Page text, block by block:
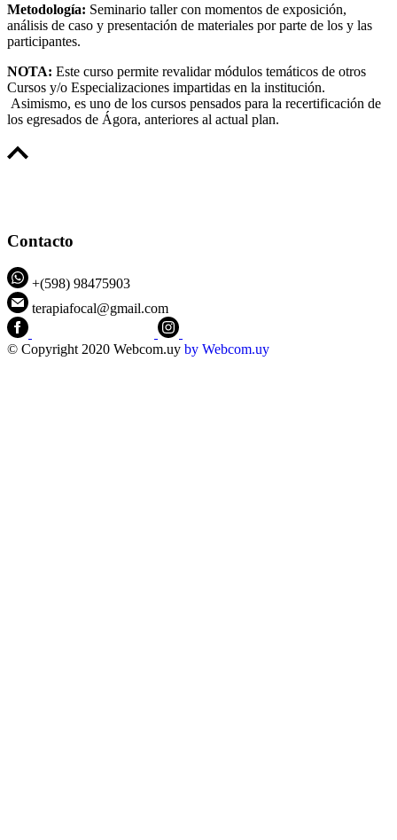
Metodología: Seminario taller con momentos de exposición,
análisis de caso y presentación de materiales por parte de los y las
participantes.
NOTA: Este curso permite revalidar módulos temáticos de otros
Cursos y/o Especializaciones impartidas en la institución.
Asimismo, es uno de los cursos pensados para la recertificación de
los egresados de Ágora, anteriores al actual plan.
Contacto
+(598) 98475903
terapiafocal@gmail.com
© Copyright 2020 Webcom.uy by Webcom.uy